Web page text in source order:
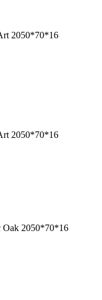
2050*70*16
2050*70*16
2050*70*16